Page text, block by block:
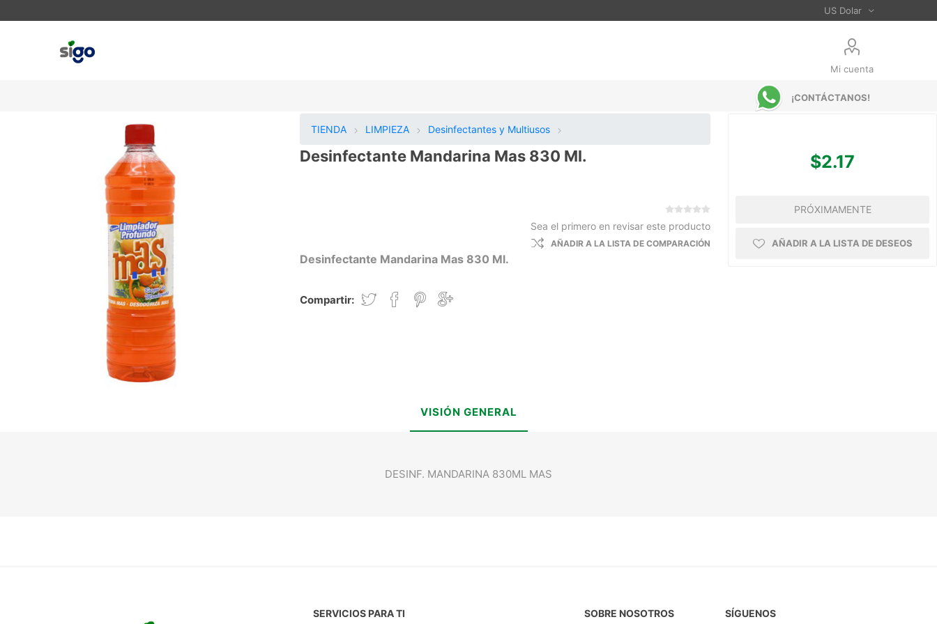
Mi cuenta
¡CONTÁCTANOS!
TIENDA LIMPIEZA Desinfectantes y Multiusos
Desinfectante Mandarina Mas 830 Ml.
Sea el primero en revisar este producto
AÑADIR A LA LISTA DE COMPARACIÓN
Desinfectante Mandarina Mas 830 Ml.
Compartir:
$2.17
PRÓXIMAMENTE
AÑADIR A LA LISTA DE DESEOS
VISIÓN GENERAL
DESINF. MANDARINA 830ML MAS
SERVICIOS PARA TI SOBRE NOSOTROS SÍGUENOS